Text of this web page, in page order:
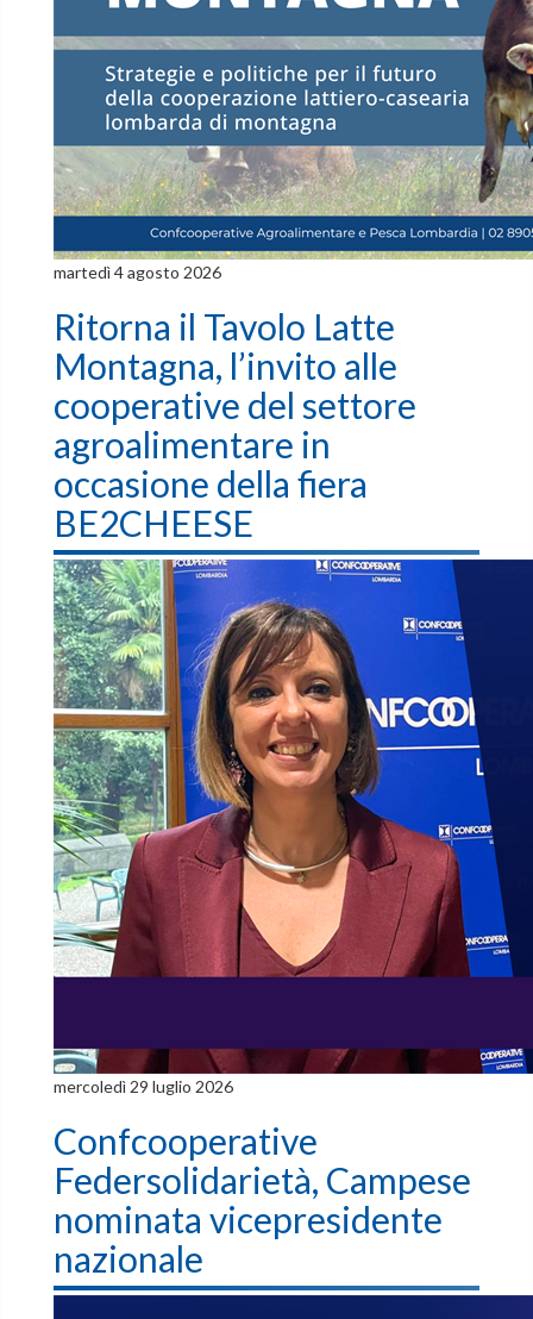
martedì 4 agosto 2026
Ritorna il Tavolo Latte
Montagna, l’invito alle
cooperative del settore
agroalimentare in
occasione della fiera
BE2CHEESE
mercoledì 29 luglio 2026
Confcooperative
Federsolidarietà, Campese
nominata vicepresidente
nazionale